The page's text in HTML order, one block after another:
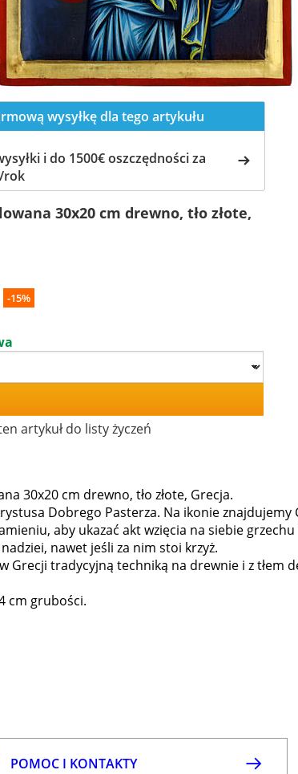
wysyłkę dla tego artykułu
i do 1500€ oszczędności za
rok
30x20 cm drewno, tło złote,
-15%
artykuł do listy życzeń
30x20 cm drewno, tło złote, Grecja.
Dobrego Pasterza. Na ikonie znajdujemy
aby ukazać akt wzięcia na siebie
nawet jeśli za nim stoi krzyż.
Grecji tradycyjną techniką na drewnie i z tłem
cm grubości.
POMOC I KONTAKTY